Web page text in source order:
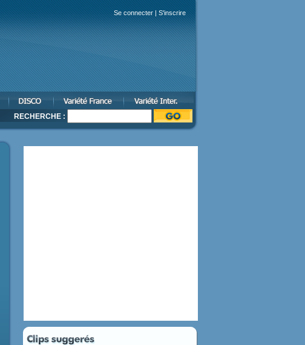
Se connecter | S'inscrire
RECHERCHE :